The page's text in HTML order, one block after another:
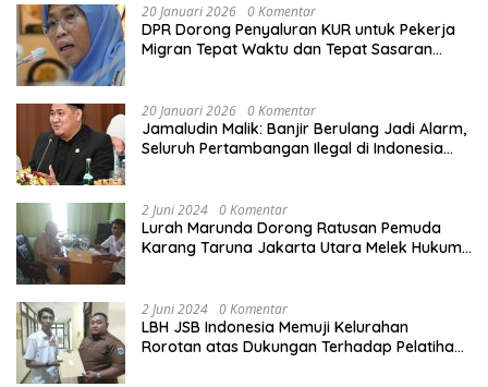
20 Januari 2026 0 Komentar
DPR Dorong Penyaluran KUR untuk Pekerja
Migran Tepat Waktu dan Tepat Sasaran
20 Januari 2026 0 Komentar
Jamaludin Malik: Banjir Berulang Jadi Alarm,
Seluruh Pertambangan Ilegal di Indonesia
2 Juni 2024 0 Komentar
Lurah Marunda Dorong Ratusan Pemuda
Karang Taruna Jakarta Utara Melek Hukum
2 Juni 2024 0 Komentar
LBH JSB Indonesia Memuji Kelurahan
Rorotan atas Dukungan Terhadap Pelatihan